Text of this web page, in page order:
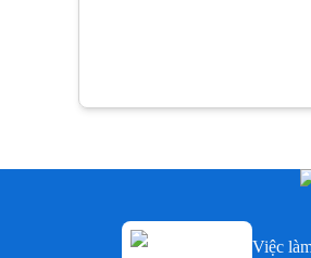
Việc làm Nhân viên trưng bày
Việc làm Nhân viên tư vấn
OTC / ETC
Việc làm Nhân viên văn phòng
Việc